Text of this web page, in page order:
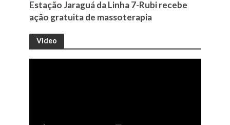
Estação Jaraguá da Linha 7-Rubi recebe
ação gratuita de massoterapia
Video